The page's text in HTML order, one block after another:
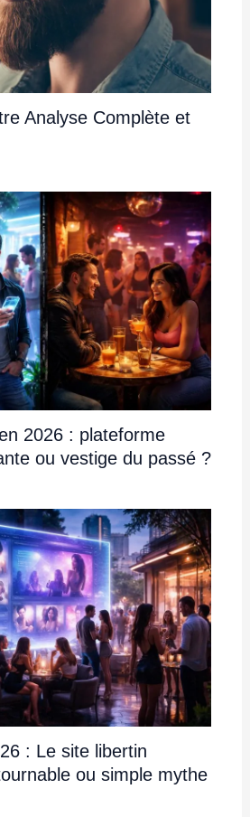
Analyse Complète et
2026 : plateforme
ou vestige du passé ?
: Le site libertin
ou simple mythe